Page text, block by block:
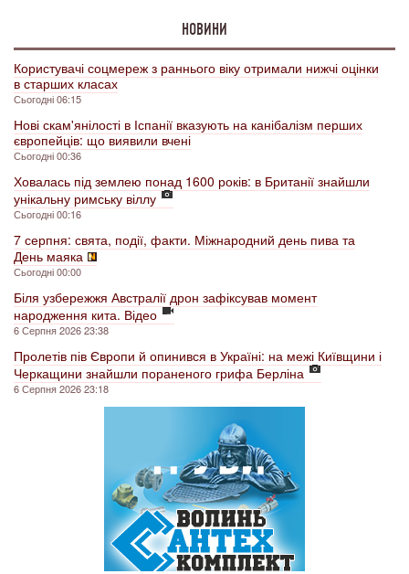
НОВИНИ
Користувачі соцмереж з раннього віку отримали нижчі оцінки
в старших класах
Сьогодні 06:15
Нові скам'янілості в Іспанії вказують на канібалізм перших
європейців: що виявили вчені
Сьогодні 00:36
Ховалась під землею понад 1600 років: в Британії знайшли
унікальну римську віллу
Сьогодні 00:16
7 серпня: свята, події, факти. Міжнародний день пива та
День маяка
Сьогодні 00:00
Біля узбережжя Австралії дрон зафіксував момент
народження кита. Відео
6 Серпня 2026 23:38
Пролетів пів Європи й опинився в Україні: на межі Київщини і
Черкащини знайшли пораненого грифа Берліна
6 Серпня 2026 23:18